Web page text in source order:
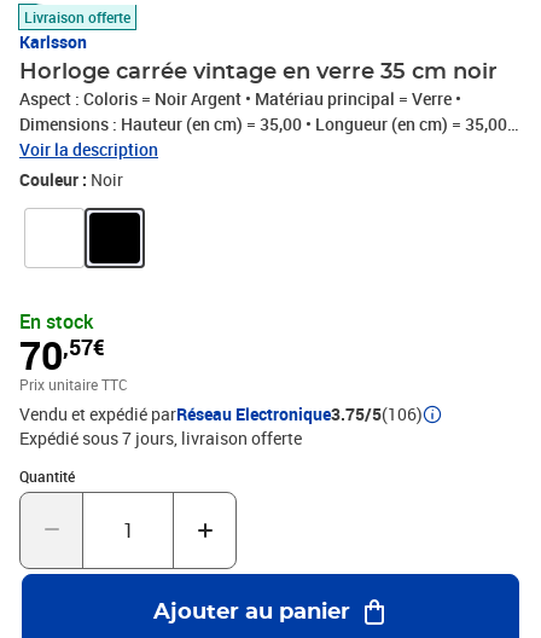
Livraison offerte
Karlsson
Horloge carrée vintage en verre 35 cm noir
Aspect : Coloris = Noir Argent • Matériau principal = Verre •
Dimensions : Hauteur (en cm) = 35,00 • Longueur (en cm) = 35,00 •
Profondeur (en cm) = 3,00 • Autres caractéristiques : Informations
complémentaires = Fonctionne avec 1 pile AA non fournie • Poids
Voir la description
Couleur : Noir
En stock
70,57€
Prix unitaire TTC
Vendu et expédié parRéseau Electronique3.75/5(106)
Expédié sous 7 jours livraison offerte
Quantité
Quantité : 1
Ajouter au panier